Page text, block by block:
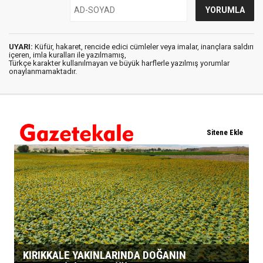
UYARI: Küfür, hakaret, rencide edici cümleler veya imalar, inançlara saldırı
içeren, imla kuralları ile yazılmamış,
Türkçe karakter kullanılmayan ve büyük harflerle yazılmış yorumlar
onaylanmamaktadır.